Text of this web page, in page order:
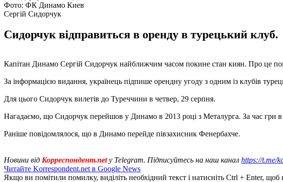
Фото: ФК Динамо Киев
Сергій Сидорчук
Сидорчук відправиться в оренду в турецький клуб.
Капітан Динамо Сергій Сидорчук найближчим часом покине стан киян. Про це
За інформацією видання, українець підпише орендну угоду з одним із клубів
Для цього Сидорчук вилетів до Туреччини в четвер, 29 серпня.
Нагадаємо, що Сидорчук перейшов у Динамо в 2013 році з Металурга. За час гри в
Раніше повідомлялося, що в Динамо перейде півзахисник Фенербахче.
Новини від Корреспондент.netу Telegram. Підписуйтесь на наш канал https://t.me/
Читайте Korrespondent.net в Google News
Якщо ви помітили помилку, виділіть необхідний текст і натисніть Ctrl + Enter,